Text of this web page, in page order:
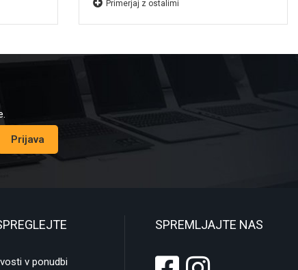
Primerjaj z ostalimi
Prijava
v ponudbi
SPREMLJAJTE NAS